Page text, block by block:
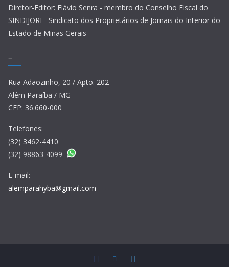
Diretor-Editor: Flávio Senra - membro do Conselho Fiscal do
SINDIJORI - Sindicato dos Proprietários de Jornais do Interior do
Estado de Minas Gerais
–
Rua Adãozinho, 20 / Apto. 202
Além Paraíba / MG
CEP: 36.660-000
Telefones:
(32) 3462-4410
(32) 98863-4099
E-mail:
alemparahyba@gmail.com